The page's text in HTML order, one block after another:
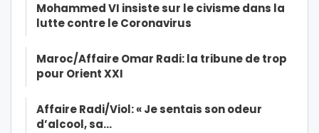
Mohammed VI insiste sur le civisme dans la
lutte contre le Coronavirus
Maroc/Affaire Omar Radi: la tribune de trop
pour Orient XXI
Affaire Radi/Viol: « Je sentais son odeur
d’alcool, sa…